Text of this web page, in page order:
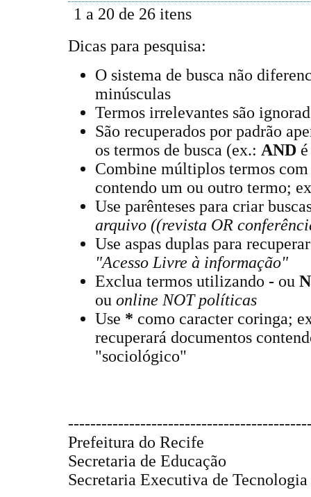
1 a 20 de 26 itens
Dicas para pesquisa:
O sistema de busca não
minúsculas
Termos irrelevantes são
São recuperados por padrão
os termos de busca (ex.: ANDé
Combine múltiplos termos
contendo um ou outro termo;
Use parênteses para criar
arquivo ((revista OR
Use aspas duplas para
"Acesso Livre à informação"
Exclua termos utilizando -ou
ou online NOT políticas
Use * como caracter coringa;
recuperará documentos
"sociológico"
Prefeitura do Recife
Secretaria de Educação
Secretaria Executiva de Tecnologia